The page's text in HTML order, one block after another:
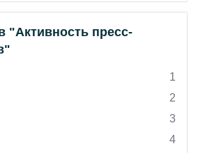
"Активность пресс-
1
2
3
4